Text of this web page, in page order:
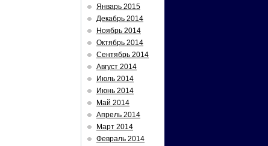
Январь 2015
Декабрь 2014
Ноябрь 2014
Октябрь 2014
Сентябрь 2014
Август 2014
Июль 2014
Июнь 2014
Май 2014
Апрель 2014
Март 2014
Февраль 2014